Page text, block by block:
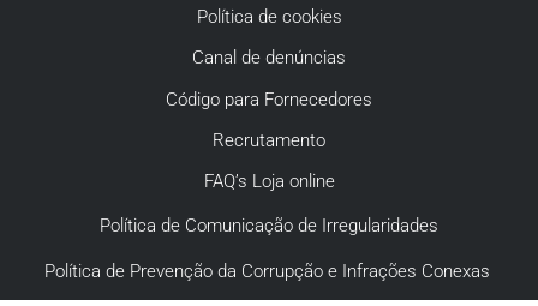
Política de cookies
Canal de denúncias
Código para Fornecedores
Recrutamento
FAQ’s Loja online
Política de Comunicação de Irregularidades
Política de Prevenção da Corrupção e Infrações Conexas